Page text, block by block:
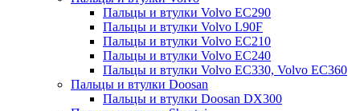
Пальцы и втулки Volvo EC290
Пальцы и втулки Volvo L90F
Пальцы и втулки Volvo EC210
Пальцы и втулки Volvo EC240
Пальцы и втулки Volvo EC330, Volvo EC360
Пальцы и втулки Doosan
Пальцы и втулки Doosan DX300